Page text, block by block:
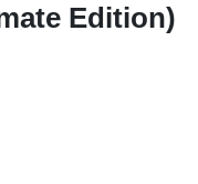
Edition)